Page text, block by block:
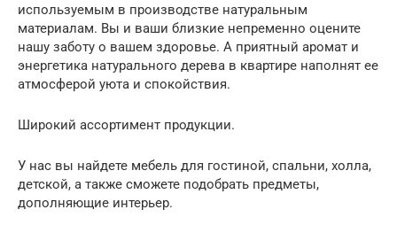
используемым в производстве натуральным
материалам. Вы и ваши близкие непременно оцените
нашу заботу о вашем здоровье. А приятный аромат и
энергетика натурального дерева в квартире наполнят ее
атмосферой уюта и спокойствия.
Широкий ассортимент продукции.
У нас вы найдете мебель для гостиной, спальни, холла,
детской, а также сможете подобрать предметы,
дополняющие интерьер.